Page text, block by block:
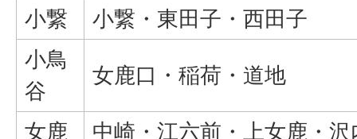
小繋
小繋・東田子・西田子
小鳥
谷
女鹿口・稲荷・道地
女鹿
中崎・江六前・上女鹿・